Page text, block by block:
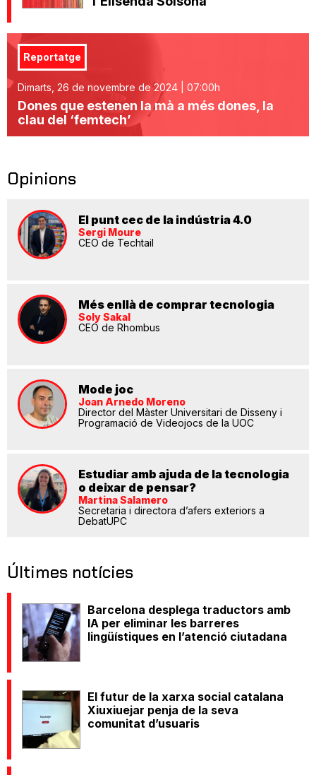
Reportatge
Dimarts, 26 de novembre de 2024 | 07:00h
Dones que estenen la mà a més dones, la
clau del ‘femtech’
Opinions
El punt cec de la indústria 4.0
Sergi Moure
CEO de Techtail
Més enllà de comprar tecnologia
Soly Sakal
CEO de Rhombus
Mode joc
Joan Arnedo Moreno
Director del Màster Universitari de Disseny i
Programació de Videojocs de la UOC
Estudiar amb ajuda de la tecnologia
o deixar de pensar?
Martina Salamero
Secretaria i directora d’afers exteriors a
DebatUPC
Últimes notícies
Barcelona desplega traductors amb
IA per eliminar les barreres
lingüístiques en l’atenció ciutadana
El futur de la xarxa social catalana
Xiuxiuejar penja de la seva
comunitat d’usuaris